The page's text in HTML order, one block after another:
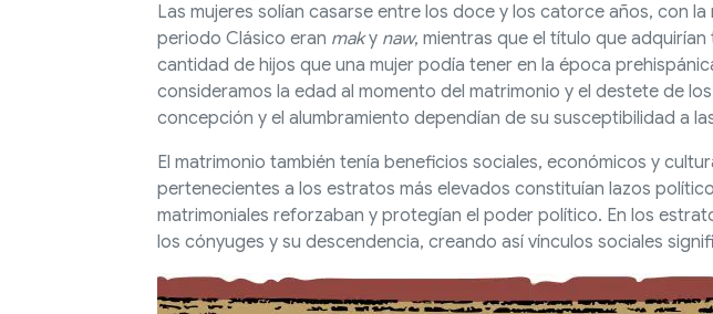
Las mujeres solían casarse entre los doce y los catorce años, con
periodo Clásico eran maky naw, mientras que el título que
cantidad de hijos que una mujer podía tener en la época
consideramos la edad al momento del matrimonio y el destete de
concepción y el alumbramiento dependían de su susceptibilidad a
El matrimonio también tenía beneficios sociales, económicos y
pertenecientes a los estratos más elevados constituían lazos
matrimoniales reforzaban y protegían el poder político. En los
los cónyuges y su descendencia, creando así vínculos sociales